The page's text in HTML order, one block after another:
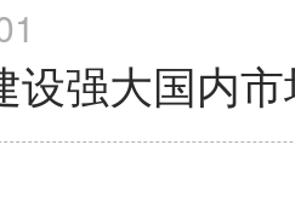
设强大国内